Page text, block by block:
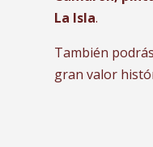
La Isla.
También
gran valor